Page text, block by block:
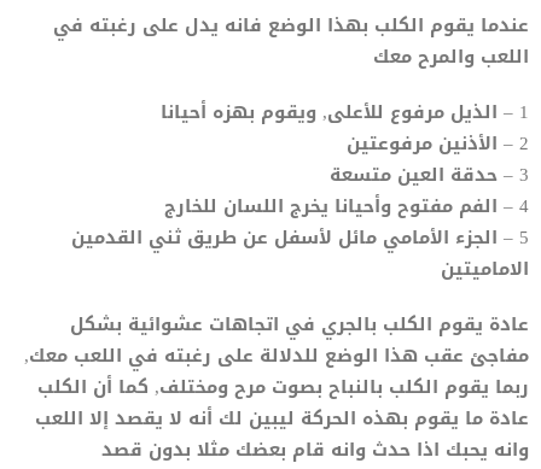
عندما يقوم الكلب بهذا الوضع فانه يدل على رغبته في
اللعب والمرح معك
1 – الذيل مرفوع للأعلى, ويقوم بهزه أحيانا
2 – الأذنين مرفوعتين
3 – حدقة العين متسعة
4 – الفم مفتوح وأحيانا يخرج اللسان للخارج
5 – الجزء الأمامي مائل لأسفل عن طريق ثني القدمين
الاماميتين
عادة يقوم الكلب بالجري في اتجاهات عشوائية بشكل
مفاجئ عقب هذا الوضع للدلالة على رغبته في اللعب معك,
ربما يقوم الكلب بالنباح بصوت مرح ومختلف, كما أن الكلب
عادة ما يقوم بهذه الحركة ليبين لك أنه لا يقصد إلا اللعب
وانه يحبك اذا حدث وانه قام بعضك مثلا بدون قصد